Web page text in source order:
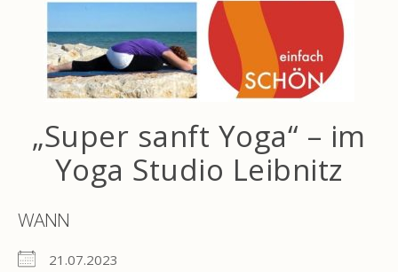
„Super sanft Yoga“ – im
Yoga Studio Leibnitz
WANN
21.07.2023